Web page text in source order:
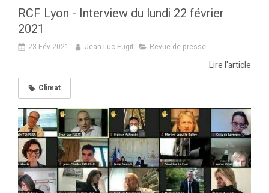
RCF Lyon - Interview du lundi 22 février
2021
23 Fév 2021 Jean-Luc Fugit Revue de presse
Lire l'article
Climat